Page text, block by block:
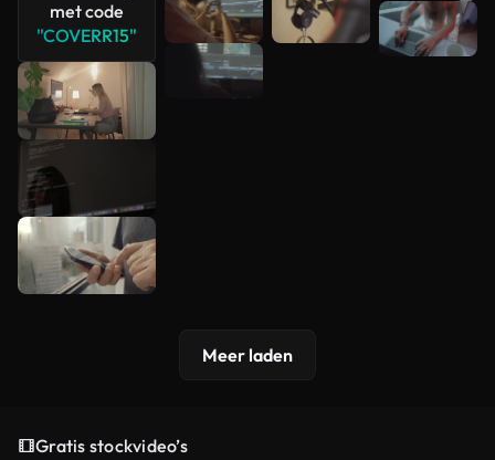
met code
"COVERR15"
Meer laden
Gratis stockvideo’s